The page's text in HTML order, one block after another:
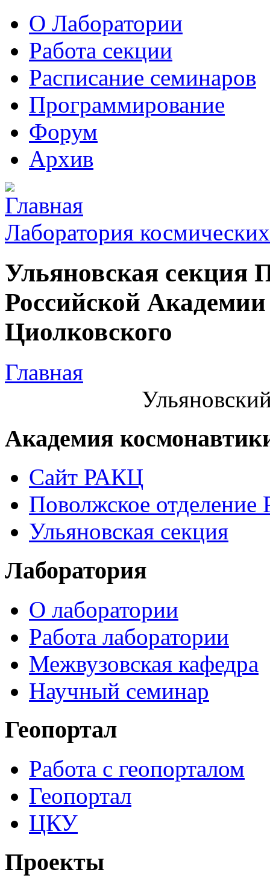
О Лаборатории
Работа секции
Расписание семинаров
Программирование
Форум
Архив
Лаборатория
Ульяновская секция
Российской
Циолковского
Главная
Академия
Сайт РАКЦ
Поволжское
Ульяновская секция
Лаборатория
О лаборатории
Работа лаборатории
Межвузовская кафедра
Научный семинар
Геопортал
Работа с геопорталом
Геопортал
ЦКУ
Проекты